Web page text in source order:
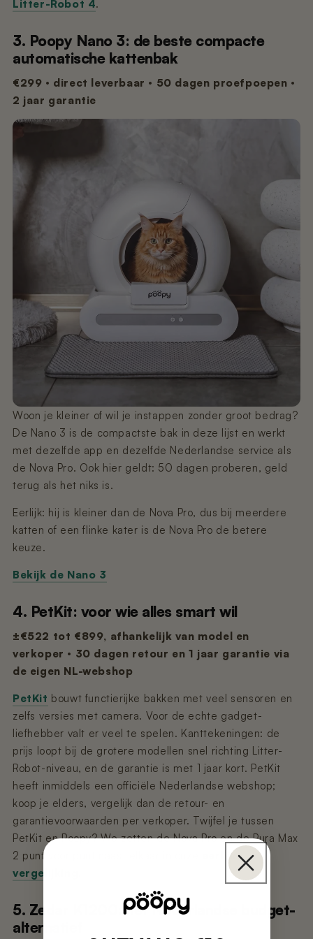
Litter-Robot 4.
3. Poopy Nano 3: de beste compacte
automatische kattenbak
€299 · direct leverbaar · 50 dagen proefpoepen ·
2 jaar garantie
Woon je kleiner of wil je instappen zonder groot bedrag?
De Nano 3 is de compactste bak in deze lijst en werkt
met dezelfde app en dezelfde Nederlandse service als
de Nova Pro. Ook hier geldt: 50 dagen proberen, geld
terug als het niks is.
Eerlijk: hij is kleiner dan de Nova Pro, dus bij meerdere
katten of een flinke kater is de Nova Pro de betere
keuze.
Bekijk de Nano 3
4. PetKit: voor wie alles smart wil
±€522 tot €899, afhankelijk van model en
verkoper · 30 dagen retour en 1 jaar garantie via
de eigen NL-webshop
PetKit bouwt functierijke bakken met veel sensoren en
zelfs versies met camera. Voor de echte gadget-
liefhebber valt er veel te spelen. Kanttekeningen: de
prijs loopt bij de grotere modellen snel richting Litter-
Robot-niveau, en de garantie is met 1 jaar kort. PetKit
heeft inmiddels een officiële Nederlandse webshop;
koop je elders, vergelijk dan de retour- en
garantievoorwaarden per verkoper. Twijfel je tussen
PetKit en Poopy? We zetten de Nova Pro en de Pura Max
2 punt voor punt naast elkaar in onze
eerlijke
vergelijking
5. Zedar K1200: het Nederlandse budget-
alternatief